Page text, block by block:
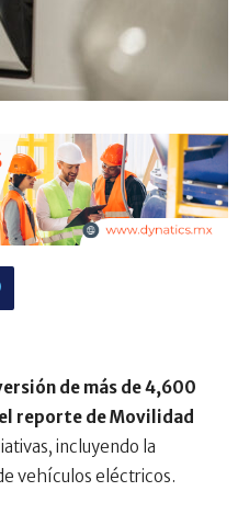
de más de 4,600
reporte de Movilidad
incluyendo la
vehículos eléctricos.